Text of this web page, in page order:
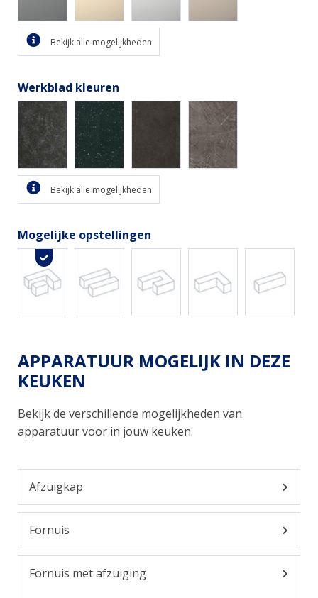
Bekijk alle mogelijkheden
Werkblad kleuren
Bekijk alle mogelijkheden
Mogelijke opstellingen
APPARATUUR MOGELIJK IN DEZE
KEUKEN
Bekijk de verschillende mogelijkheden van
apparatuur voor in jouw keuken.
Afzuigkap
Fornuis
Fornuis met afzuiging